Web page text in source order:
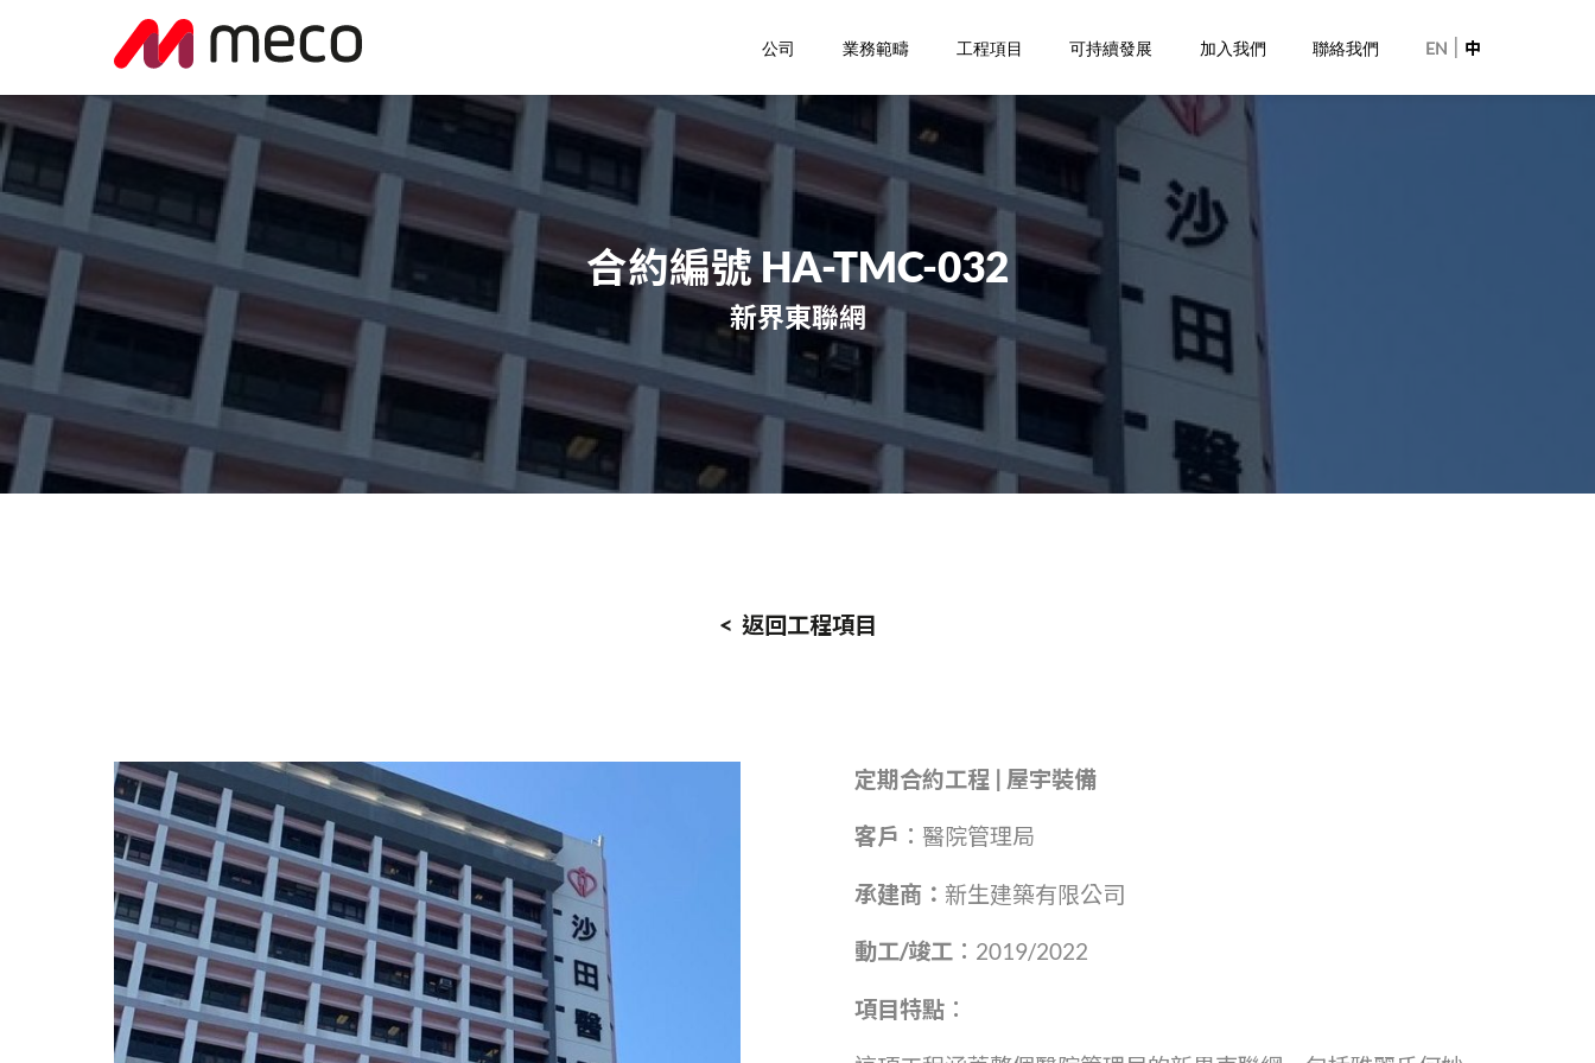
公司 業務範疇 工程項目 可持續發展 加入我們 聯絡我們 EN 中
合約編號 HA-TMC-032
新界東聯網
< 返回工程項目
定期合約工程 屋宇裝備
客戶︰ 醫院管理局
承建商： 新生建築有限公司
動工/竣工︰ 2019/2022
項目特點︰